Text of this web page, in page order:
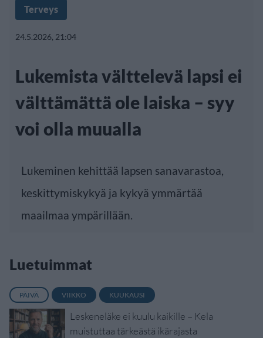
Terveys
24.5.2026, 21:04
Lukemista välttelevä lapsi ei
välttämättä ole laiska – syy
voi olla muualla
Lukeminen kehittää lapsen sanavarastoa,
keskittymiskykyä ja kykyä ymmärtää
maailmaa ympärillään.
Luetuimmat
PÄIVÄ VIIKKO KUUKAUSI
Leskeneläke ei kuulu kaikille – Kela
muistuttaa tärkeästä ikärajasta